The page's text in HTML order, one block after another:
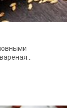
...